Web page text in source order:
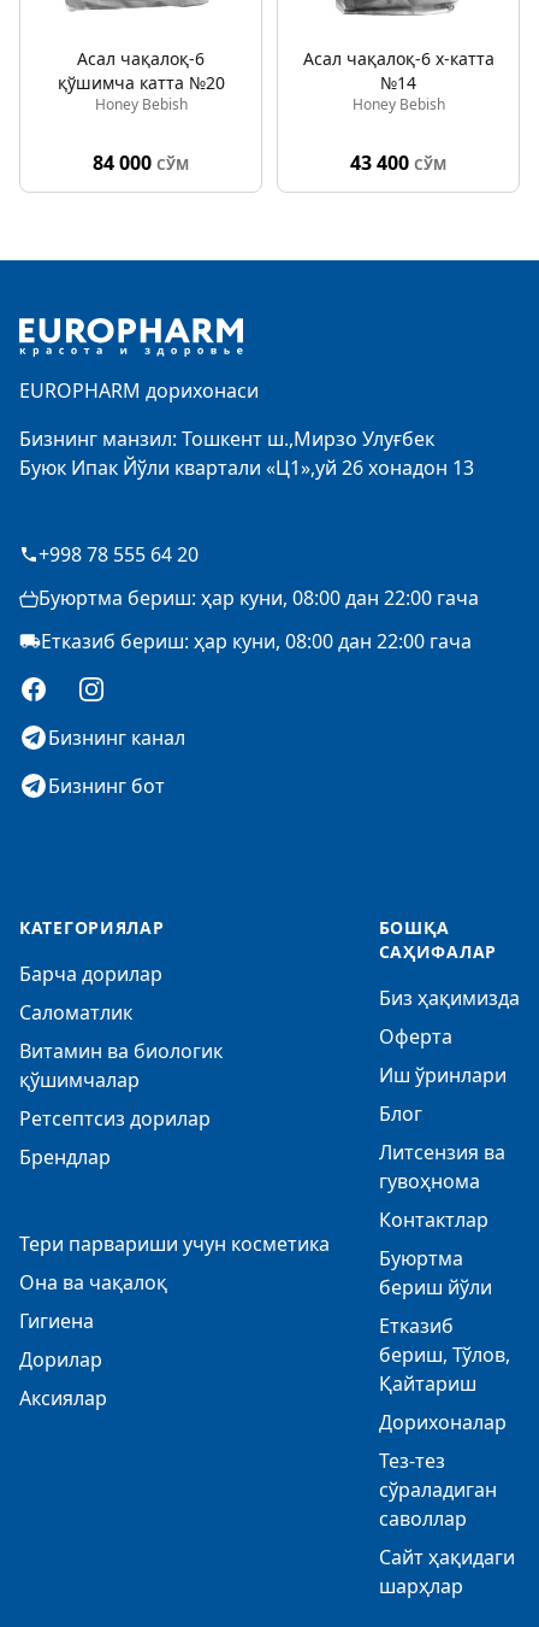
Асал чақалоқ-6
қўшимча катта №20
Honey Bebish
84 000 СЎМ
Асал чақалоқ-6 х-катта
№14
Honey Bebish
43 400 СЎМ
EUROPHARM дорихонаси
Бизнинг манзил: Тошкент ш.,Мирзо Улуғбек
Буюк Ипак Йўли квартали «Ц1»,уй 26 хонадон 13
+998 78 555 64 20
Буюртма бериш: ҳар куни, 08:00 дан 22:00 гача
Етказиб бериш: ҳар куни, 08:00 дан 22:00 гача
FacebookInstagram
Бизнинг канал
Бизнинг бот
КАТЕГОРИЯЛАР
Барча дорилар
Саломатлик
Витамин ва биологик
қўшимчалар
Ретсептсиз дорилар
Брендлар
Тери парвариши учун косметика
Она ва чақалоқ
Гигиена
Дорилар
Аксиялар
БОШҚА
САҲИФАЛАР
Биз ҳақимизда
Оферта
Иш ўринлари
Блог
Литсензия ва
гувоҳнома
Контактлар
Буюртма
бериш йўли
Етказиб
бериш, Тўлов,
Қайтариш
Дорихоналар
Тез-тез
сўраладиган
саволлар
Сайт ҳақидаги
шарҳлар